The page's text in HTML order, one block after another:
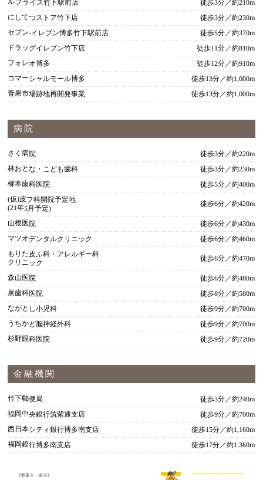
A-プライス竹下駅前店 徒歩3分／約210m
にしてつストア竹下店 徒歩3分／約230m
セブン‐イレブン博多竹下駅前店 徒歩5分／約370m
ドラッグイレブン竹下店 徒歩11分／約810m
フォレオ博多 徒歩12分／約910m
コマーシャルモール博多 徒歩13分／約1,000m
青果市場跡地再開発事業 徒歩13分／約1,000m
病院
さく病院 徒歩3分／約220m
林おとな・こども歯科 徒歩3分／約230m
柳本歯科医院 徒歩5分／約400m
(仮)皮フ科開院予定地
(21年5月予定) 徒歩6分／約420m
山根医院 徒歩6分／約430m
マツオデンタルクリニック 徒歩6分／約460m
もりた皮ふ科・アレルギー科
クリニック 徒歩6分／約470m
森山医院 徒歩6分／約480m
泉歯科医院 徒歩8分／約580m
ながとし小児科 徒歩9分／約700m
うちかど脳神経外科 徒歩9分／約700m
杉野眼科医院 徒歩9分／約720m
金融機関
竹下郵便局 徒歩3分／約240m
福岡中央銀行筑紫通支店 徒歩9分／約700m
西日本シティ銀行博多南支店
徒歩15分／約1,160m
福岡銀行博多南支店
徒歩17分／約1,360m